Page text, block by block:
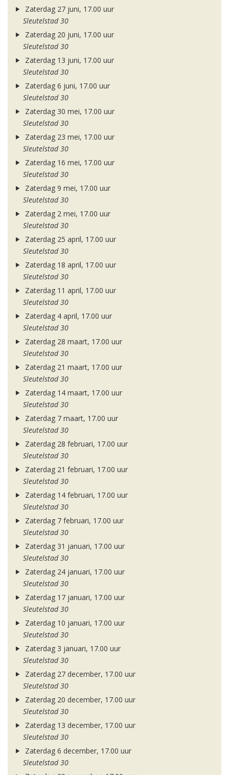
Zaterdag 27 juni, 17.00 uur
Sleutelstad 30
Zaterdag 20 juni, 17.00 uur
Sleutelstad 30
Zaterdag 13 juni, 17.00 uur
Sleutelstad 30
Zaterdag 6 juni, 17.00 uur
Sleutelstad 30
Zaterdag 30 mei, 17.00 uur
Sleutelstad 30
Zaterdag 23 mei, 17.00 uur
Sleutelstad 30
Zaterdag 16 mei, 17.00 uur
Sleutelstad 30
Zaterdag 9 mei, 17.00 uur
Sleutelstad 30
Zaterdag 2 mei, 17.00 uur
Sleutelstad 30
Zaterdag 25 april, 17.00 uur
Sleutelstad 30
Zaterdag 18 april, 17.00 uur
Sleutelstad 30
Zaterdag 11 april, 17.00 uur
Sleutelstad 30
Zaterdag 4 april, 17.00 uur
Sleutelstad 30
Zaterdag 28 maart, 17.00 uur
Sleutelstad 30
Zaterdag 21 maart, 17.00 uur
Sleutelstad 30
Zaterdag 14 maart, 17.00 uur
Sleutelstad 30
Zaterdag 7 maart, 17.00 uur
Sleutelstad 30
Zaterdag 28 februari, 17.00 uur
Sleutelstad 30
Zaterdag 21 februari, 17.00 uur
Sleutelstad 30
Zaterdag 14 februari, 17.00 uur
Sleutelstad 30
Zaterdag 7 februari, 17.00 uur
Sleutelstad 30
Zaterdag 31 januari, 17.00 uur
Sleutelstad 30
Zaterdag 24 januari, 17.00 uur
Sleutelstad 30
Zaterdag 17 januari, 17.00 uur
Sleutelstad 30
Zaterdag 10 januari, 17.00 uur
Sleutelstad 30
Zaterdag 3 januari, 17.00 uur
Sleutelstad 30
Zaterdag 27 december, 17.00 uur
Sleutelstad 30
Zaterdag 20 december, 17.00 uur
Sleutelstad 30
Zaterdag 13 december, 17.00 uur
Sleutelstad 30
Zaterdag 6 december, 17.00 uur
Sleutelstad 30